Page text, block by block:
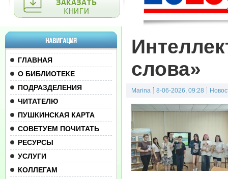
НАВИГАЦИЯ
ГЛАВНАЯ
О БИБЛИОТЕКЕ
ПОДРАЗДЕЛЕНИЯ
ЧИТАТЕЛЮ
ПУШКИНСКАЯ КАРТА
СОВЕТУЕМ ПОЧИТАТЬ
РЕСУРСЫ
УСЛУГИ
КОЛЛЕГАМ
слова»
Marina 8-06-2026, 09:28